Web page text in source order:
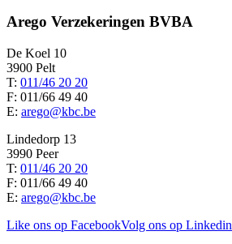
Arego Verzekeringen BVBA
De Koel 10
3900 Pelt
T: 011/46 20 20
F: 011/66 49 40
E: arego@kbc.be
Lindedorp 13
3990 Peer
T: 011/46 20 20
F: 011/66 49 40
E: arego@kbc.be
Like ons op FacebookVolg ons op Linkedin